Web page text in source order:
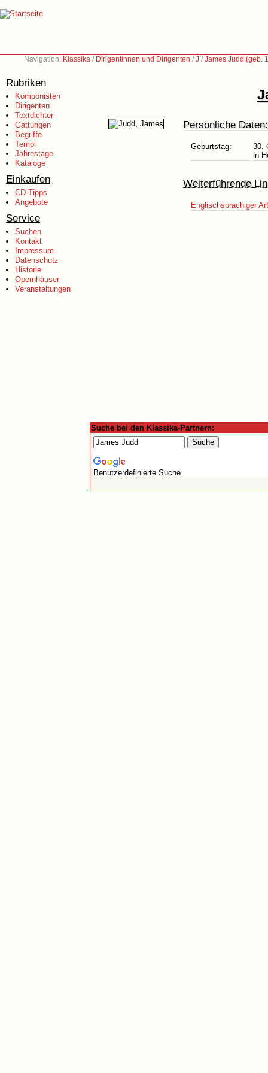
Navigation: Klassika / Dirigentinnen und Dirigenten /J /James Judd (geb.
Rubriken
Komponisten
Dirigenten
Textdichter
Gattungen
Begriffe
Tempi
Jahrestage
Kataloge
Einkaufen
CD-Tipps
Angebote
Service
Suchen
Kontakt
Impressum
Datenschutz
Historie
Opernhäuser
Veranstaltungen
Persönliche Daten:
Geburtstag:
30.
in
Weiterführende
Englischsprachiger
Suche bei den Klassika-Partnern:
Benutzerdefinierte Suche